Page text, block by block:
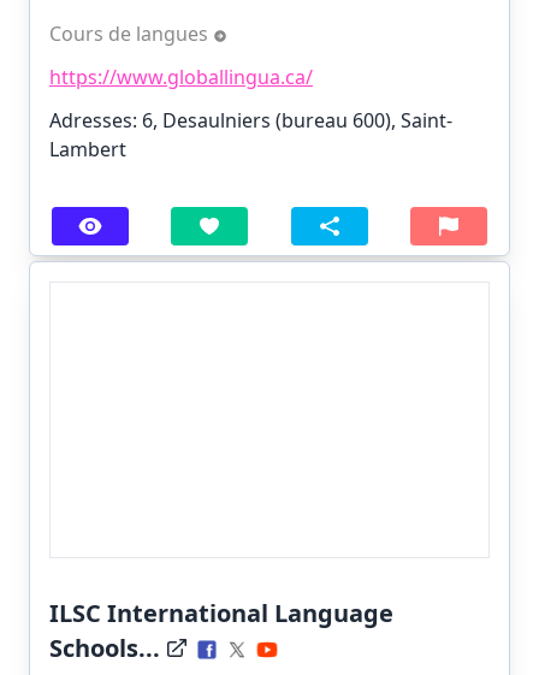
Cours de langues
https://www.globallingua.ca/
Adresses: 6, Desaulniers (bureau 600), Saint-
Lambert
ILSC International Language
Schools...